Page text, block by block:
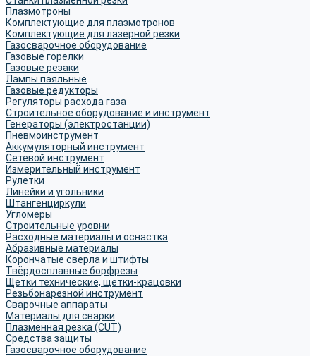
Плазмотроны
Комплектующие для плазмотронов
Комплектующие для лазерной резки
Газосварочное оборудование
Газовые горелки
Газовые резаки
Лампы паяльные
Газовые редукторы
Регуляторы расхода газа
Строительное оборудование и инструмент
Генераторы (электростанции)
Пневмоинструмент
Аккумуляторный инструмент
Сетевой инструмент
Измерительный инструмент
Рулетки
Линейки и угольники
Штангенциркули
Угломеры
Строительные уровни
Расходные материалы и оснастка
Абразивные материалы
Корончатые сверла и штифты
Твёрдосплавные борфрезы
Щетки технические, щетки-крацовки
Резьбонарезной инструмент
Сварочные аппараты
Материалы для сварки
Плазменная резка (CUT)
Средства защиты
Газосварочное оборудование